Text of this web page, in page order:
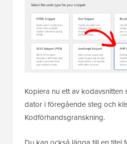
Kopiera nu ett av
dator i föregående steg och
Kodförhandsgranskning.